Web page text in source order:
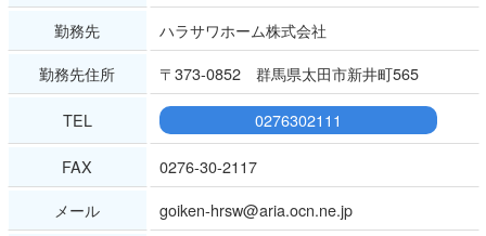
勤務先
ハラサワホーム株式会社
勤務先住所
〒373-0852 群馬県太田市新井町565
TEL 0276302111
FAX
0276-30-2117
メール
goiken-hrsw@aria.ocn.ne.jp